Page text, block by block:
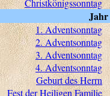
Christkönigssonntag
Jahr
1. Adventsonntag
2. Adventsonntag
3. Adventsonntag
4. Adventsonntag
Geburt des Herrn
Fest der Heiligen Familie